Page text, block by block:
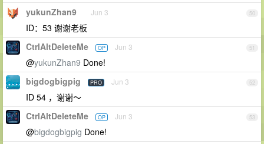
50
yukunZhan9 Jun 3
ID：53 谢谢老板
51
CtrlAltDeleteMe OP Jun 3
@yukunZhan9 Done!
52
bigdogbigpig PRO Jun 3
ID 54 ，谢谢～
53
CtrlAltDeleteMe OP Jun 3
@bigdogbigpig Done!